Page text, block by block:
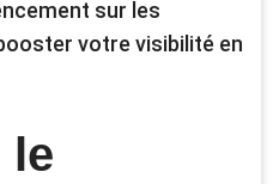
sur les
votre visibilité en
le